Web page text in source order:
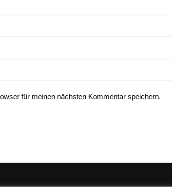
für meinen nächsten Kommentar speichern.